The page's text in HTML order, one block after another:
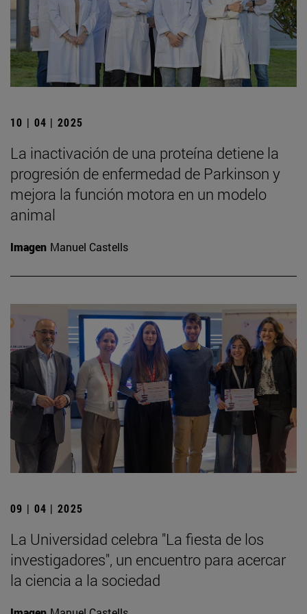
10 | 04 | 2025
La inactivación de una proteína detiene la
progresión de enfermedad de Parkinson y
mejora la función motora en un modelo
animal
Imagen Manuel Castells
09 | 04 | 2025
La Universidad celebra "La fiesta de los
investigadores", un encuentro para acercar
la ciencia a la sociedad